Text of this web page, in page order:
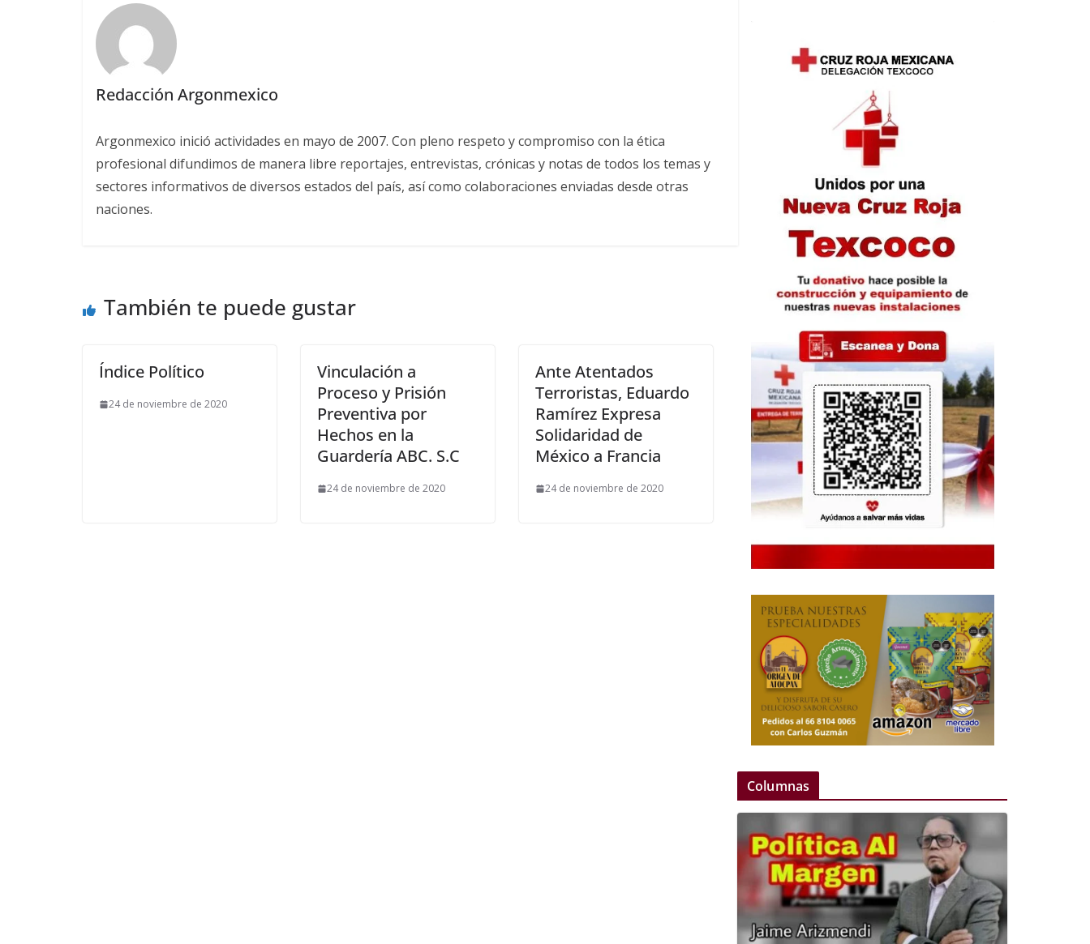
Redacción Argonmexico
Argonmexico inició actividades en mayo de 2007. Con pleno respeto y compromiso con la ética
profesional difundimos de manera libre reportajes, entrevistas, crónicas y notas de todos los temas y
sectores informativos de diversos estados del país, así como colaboraciones enviadas desde otras
naciones.
También te puede gustar
Índice Político
24 de noviembre de 2020
Vinculación a
Proceso y Prisión
Preventiva por
Hechos en la
Guardería ABC. S.C
24 de noviembre de 2020
Ante Atentados
Terroristas, Eduardo
Ramírez Expresa
Solidaridad de
México a Francia
24 de noviembre de 2020
Columnas